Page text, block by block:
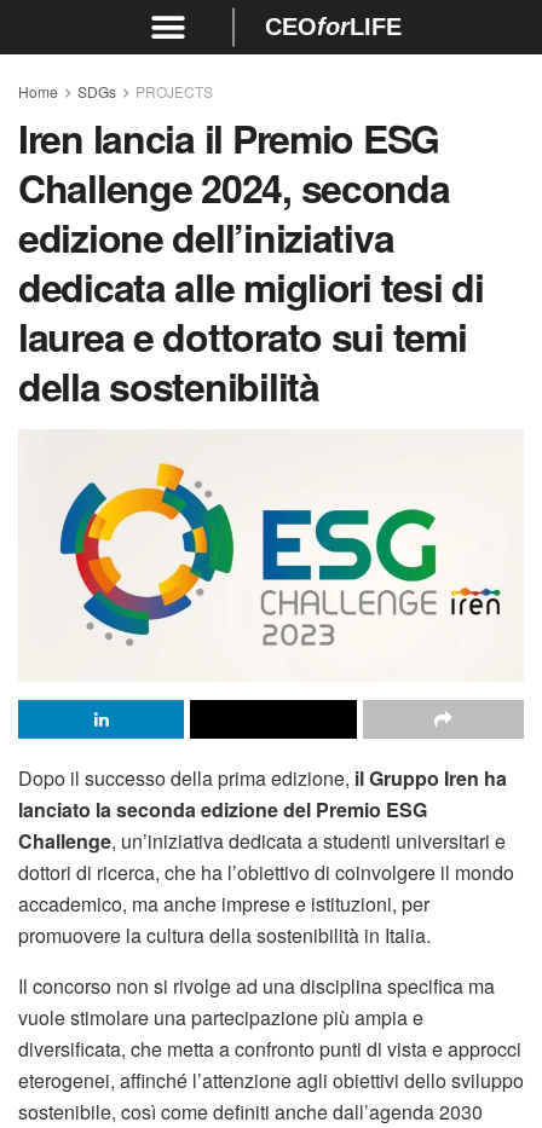
CEOforLIFE
Home SDGs PROJECTS
Iren lancia il Premio ESG
Challenge 2024, seconda
edizione dell’iniziativa
dedicata alle migliori tesi di
laurea e dottorato sui temi
della sostenibilità
Dopo il successo della prima edizione, il Gruppo Iren ha
lanciato la seconda edizione del Premio ESG
Challenge, un’iniziativa dedicata a studenti universitari e
dottori di ricerca, che ha l’obiettivo di coinvolgere il mondo
accademico, ma anche imprese e istituzioni, per
promuovere la cultura della sostenibilità in Italia.
Il concorso non si rivolge ad una disciplina specifica ma
vuole stimolare una partecipazione più ampia e
diversificata, che metta a confronto punti di vista e approcci
eterogenei, affinché l’attenzione agli obiettivi dello sviluppo
sostenibile, così come definiti anche dall’agenda 2030